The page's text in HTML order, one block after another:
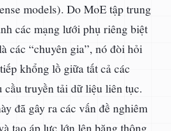
models). Do MoE tập trung
các mạng lưới phụ riêng biệt
các “chuyên gia”, nó đòi hỏi
khổng lồ giữa tất cả các
cầu truyền tải dữ liệu liên tục.
đã gây ra các vấn đề nghiêm
tạo áp lực lớn lên băng thông